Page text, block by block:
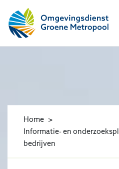
Omgevingsdienst Groene
Home
Informatie- en
bedrijven